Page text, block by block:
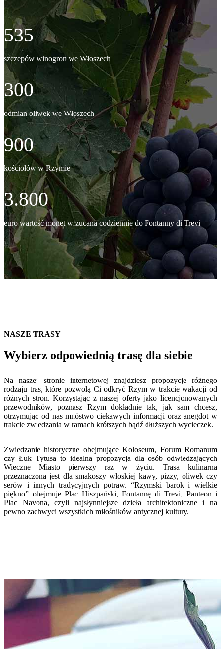
535
szczepów winogron we Włoszech
300
odmian oliwek we Włoszech
900
kościołów w Rzymie
3.800
euro wartość monet wrzucana codziennie do Fontanny di Trevi
NASZE TRASY
Wybierz odpowiednią trasę dla siebie
Na naszej stronie internetowej znajdziesz propozycje różnego
rodzaju tras, które pozwolą Ci odkryć Rzym w trakcie wakacji od
różnych stron. Korzystając z naszej oferty jako licencjonowanych
przewodników, poznasz Rzym dokładnie tak, jak sam chcesz,
otrzymując od nas mnóstwo ciekawych informacji oraz anegdot w
trakcie zwiedzania w ramach krótszych bądź dłuższych wycieczek.
Zwiedzanie historyczne obejmujące Koloseum, Forum Romanum
czy Łuk Tytusa to idealna propozycja dla osób odwiedzających
Wieczne Miasto pierwszy raz w życiu. Trasa kulinarna
przeznaczona jest dla smakoszy włoskiej kawy, pizzy, oliwek czy
serów i innych tradycyjnych potraw. “Rzymski barok i wielkie
piękno” obejmuje Plac Hiszpański, Fontannę di Trevi, Panteon i
Plac Navona, czyli najsłynniejsze dzieła architektoniczne i na
pewno zachwyci wszystkich miłośników antycznej kultury.